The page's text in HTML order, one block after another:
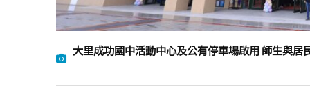
大里成功國中活動中心及公有停車場啟用 師生與居